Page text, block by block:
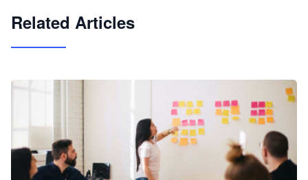
Related Articles